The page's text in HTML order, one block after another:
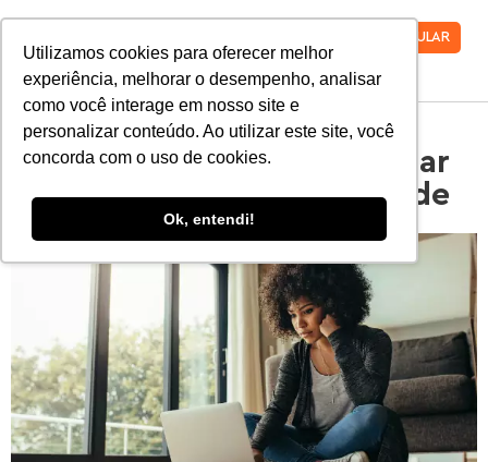
Utilizamos cookies para oferecer melhor
experiência, melhorar o desempenho, analisar
como você interage em nosso site e
personalizar conteúdo. Ao utilizar este site, você
concorda com o uso de cookies.
Ok, entendi!
VESTIBULAR
10 dicas para você começar
a empreender na faculdade